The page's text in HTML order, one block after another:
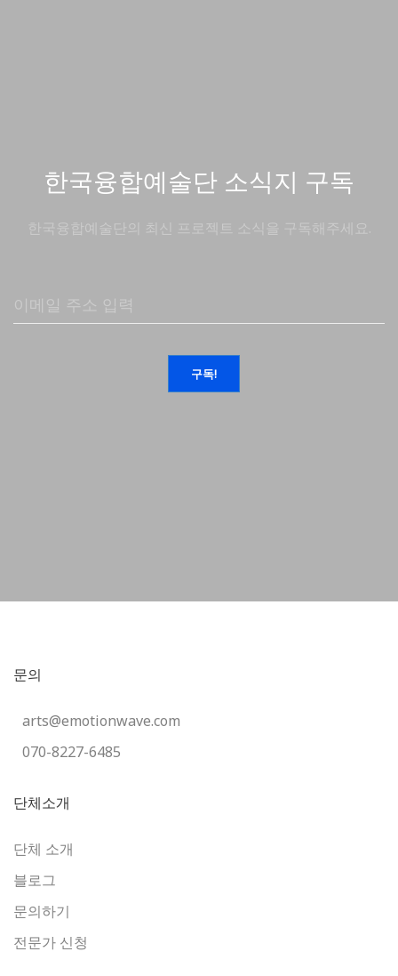
한국융합예술단 소식지 구독
한국융합예술단의 최신 프로젝트 소식을 구독해주세요.
문의
arts@emotionwave.com
070-8227-6485
단체소개
단체 소개
블로그
문의하기
전문가 신청